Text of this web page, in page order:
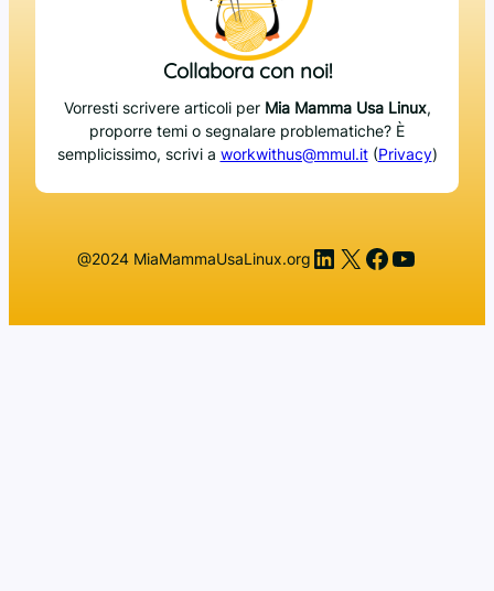
Collabora con noi!
Vorresti scrivere articoli per Mia Mamma Usa Linux,
proporre temi o segnalare problematiche? È
semplicissimo, scrivi a workwithus@mmul.it(Privacy)
@2024 MiaMammaUsaLinux.org LinkedIn
X Facebook